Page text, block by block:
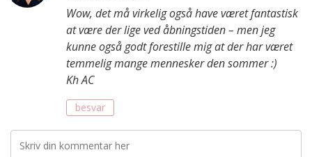
Wow, det må virkelig også have været fantastisk
at være der lige ved åbningstiden – men jeg
kunne også godt forestille mig at der har været
temmelig mange mennesker den sommer :)
Kh AC
besvar